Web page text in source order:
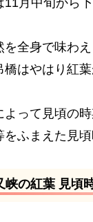
全身で味わえ
はやはり紅
って見頃の時
ふまえた見頃
峡の紅葉 見頃